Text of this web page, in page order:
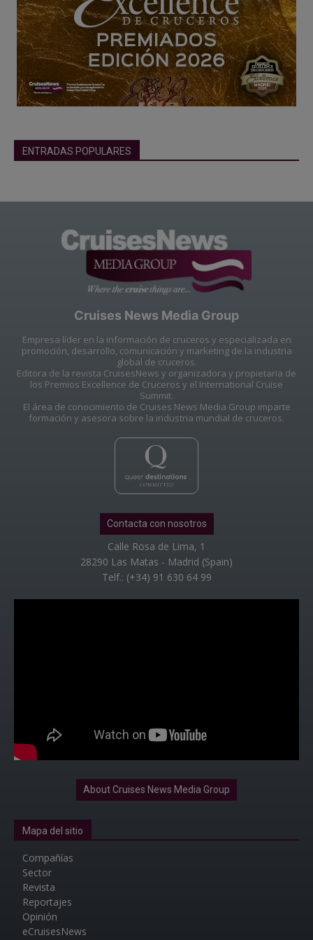
ENTRADAS POPULARES
Cruises News Media Group
Empresa líder en la información de cruceros y especializada en
promoción, desarrollo, comunicación y marketing de la industria
global de cruceros.
Editora de la revista CruisesNews y organizadora y propietaria de
los Premios Excellence de Cruceros y el International Cruise
Summit.
El área de conocimiento de Cruises News Media Group imparte
formación y asesora sobre la industria mundial de cruceros.
Contacta con nosotros
Calle Rosa de Lima, 1
28290 Las Matas - Madrid (Spain)
Telf.: (+34) 91 630 64 99
About Cruises News Media Group
Mapa del sitio
Compañías
Sector
Revista
Reportajes
Opinión
eCruisesNews